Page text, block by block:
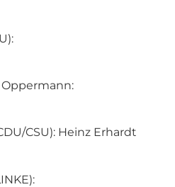
CSU): Heinz Erhardt